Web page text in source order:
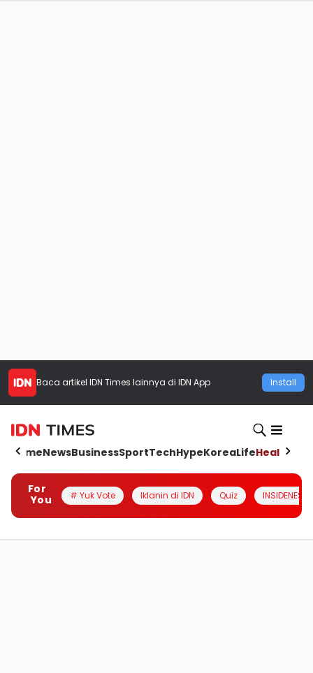
Baca artikel IDN Times lainnya di IDN App Install
HomeNewsBusinessSportTechHypeKoreaLifeHealth
For
You
# Yuk Vote Iklanin di IDN Quiz INSIDENESIA